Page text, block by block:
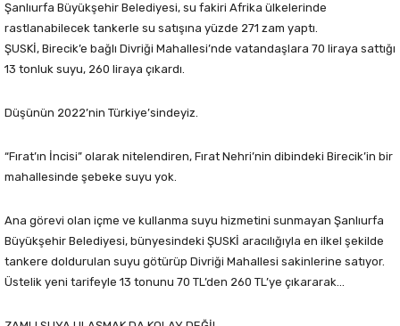
Şanlıurfa Büyükşehir Belediyesi, su fakiri Afrika ülkelerinde
rastlanabilecek tankerle su satışına yüzde 271 zam yaptı.
ŞUSKİ, Birecik’e bağlı Divriği Mahallesi’nde vatandaşlara 70 liraya sattığı
13 tonluk suyu, 260 liraya çıkardı.
Düşünün 2022’nin Türkiye’sindeyiz.
“Fırat’ın İncisi” olarak nitelendiren, Fırat Nehri’nin dibindeki Birecik’in bir
mahallesinde şebeke suyu yok.
Ana görevi olan içme ve kullanma suyu hizmetini sunmayan Şanlıurfa
Büyükşehir Belediyesi, bünyesindeki ŞUSKİ aracılığıyla en ilkel şekilde
tankere doldurulan suyu götürüp Divriği Mahallesi sakinlerine satıyor.
Üstelik yeni tarifeyle 13 tonunu 70 TL’den 260 TL’ye çıkararak…